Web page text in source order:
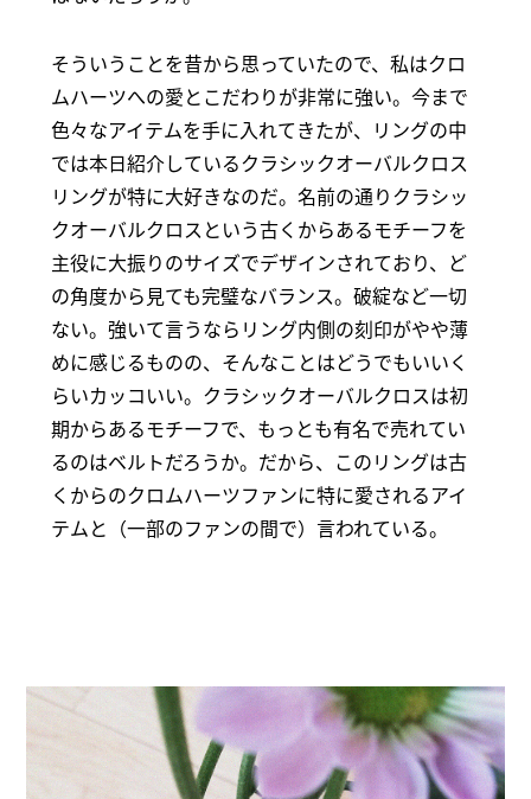
そういうことを昔から思っていたので、私はクロ
ムハーツへの愛とこだわりが非常に強い。今まで
色々なアイテムを手に入れてきたが、リングの中
では本日紹介しているクラシックオーバルクロス
リングが特に大好きなのだ。名前の通りクラシッ
クオーバルクロスという古くからあるモチーフを
主役に大振りのサイズでデザインされており、ど
の角度から見ても完璧なバランス。破綻など一切
ない。強いて言うならリング内側の刻印がやや薄
めに感じるものの、そんなことはどうでもいいく
らいカッコいい。クラシックオーバルクロスは初
期からあるモチーフで、もっとも有名で売れてい
るのはベルトだろうか。だから、このリングは古
くからのクロムハーツファンに特に愛されるアイ
テムと（一部のファンの間で）言われている。